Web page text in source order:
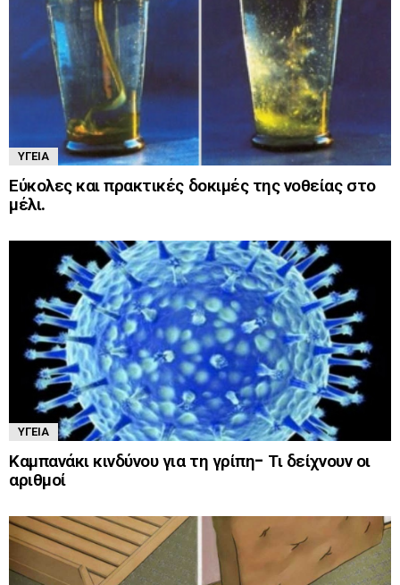
ΥΓΕΊΑ
Εύκολες και πρακτικές δοκιμές της νοθείας στο
μέλι.
ΥΓΕΊΑ
Καμπανάκι κινδύνου για τη γρίπη- Τι δείχνουν οι
αριθμοί